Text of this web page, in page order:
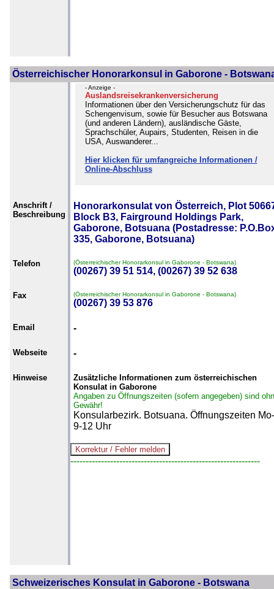
Österreichischer Honorarkonsul in Gaborone -
- Anzeige -
Auslandsreisekrankenversicherung
Informationen über den Versicherungschutz für das
Schengenvisum, sowie für Besucher aus Botswana
(und anderen Ländern), ausländische Gäste,
Sprachschüler, Aupairs, Studenten, Reisen in die
USA, Auswanderer...
Hier klicken für umfangreiche Informationen /
Online-Abschluss
Anschrift /
Beschreibung
Honorarkonsulat von Österreich, Plot
Block B3, Fairground Holdings Park,
Gaborone, Botsuana (Postadresse:
335, Gaborone, Botsuana)
Telefon (Österreichischer Honorarkonsul in Gaborone - Botswana)
(00267) 39 51 514, (00267) 39 52 638
Fax (Österreichischer Honorarkonsul in Gaborone - Botswana)
(00267) 39 53 876
Email -
Webseite -
Hinweise
Zusätzliche Informationen zum österreichischen
Konsulat in Gaborone
Angaben zu Öffnungszeiten (sofern angegeben) sind
Gewähr!
Konsularbezirk. Botsuana. Öffnungszeiten
9-12 Uhr
--------------------------------------------------------------
Schweizerisches Konsulat in Gaborone - Botswana